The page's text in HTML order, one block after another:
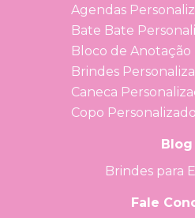
Agendas
Bate Bate
Bloco de Anotação
Brindes
Caneca
Copo Personalizado
Blog
Brindes para
Fale